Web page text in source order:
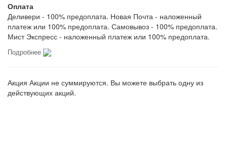
Оплата
Деливери - 100% предоплата. Новая Почта - наложенный
платеж или 100% предоплата. Самовывоз - 100% предоплата.
Мист Экспресс - наложенный платеж или 100% предоплата.
Подробнее
Акция Акции не суммируются. Вы можете выбрать одну из
действующих акций.